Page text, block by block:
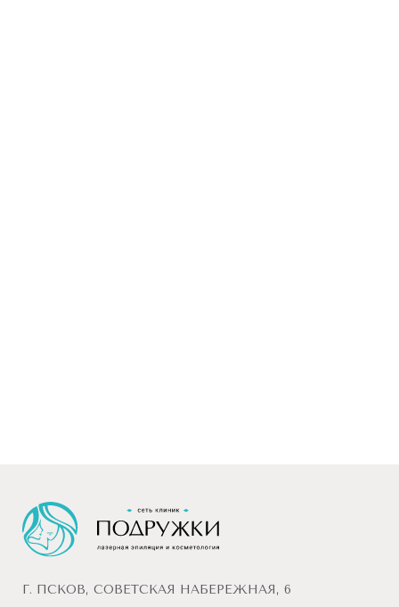
Г. ПСКОВ, СОВЕТСКАЯ НАБЕРЕЖНАЯ, 6